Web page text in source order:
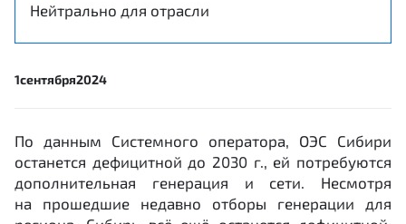
Нейтрально для отрасли
1сентября2024
По данным Системного оператора, ОЭС Сибири
останется дефицитной до 2030 г., ей потребуются
дополнительная генерация и сети. Несмотря
на прошедшие недавно отборы генерации для